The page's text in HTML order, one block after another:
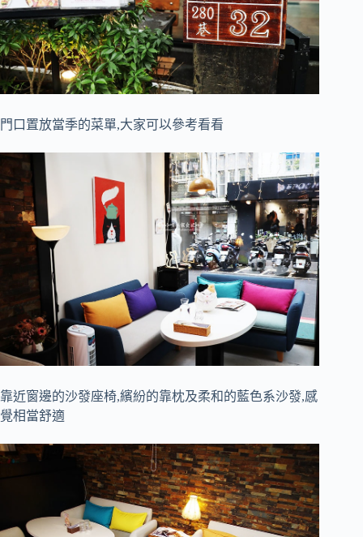
門口置放當季的菜單,大家可以參考看看
靠近窗邊的沙發座椅,繽紛的靠枕及柔和的藍色系沙發,感
覺相當舒適